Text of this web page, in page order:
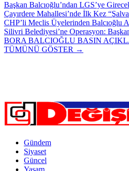
Başkan Balcıoğlu’ndan LGS’ye
Çayırdere Mahallesi’nde İlk Kez
CHP’li Meclis Üyelerinden Balcıoğlu
Silivri Belediyesi’ne Operasyon:
BORA BALCIOĞLU BASIN
TÜMÜNÜ GÖSTER →
Gündem
Siyaset
Güncel
Yaşam